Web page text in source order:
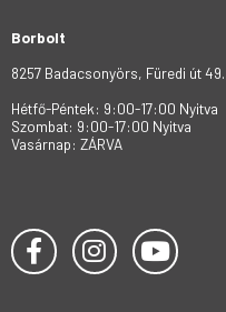
Borbolt
8257 Badacsonyörs, Füredi út 49.
Hétfő-Péntek: 9:00-17:00 Nyitva
Szombat: 9:00-17:00 Nyitva
Vasárnap: ZÁRVA